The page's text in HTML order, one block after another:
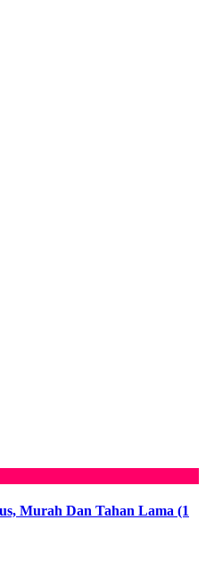
Murah Dan Tahan Lama (1